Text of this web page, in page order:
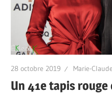
28 octobre 2019 Marie-
Un 41e tapis